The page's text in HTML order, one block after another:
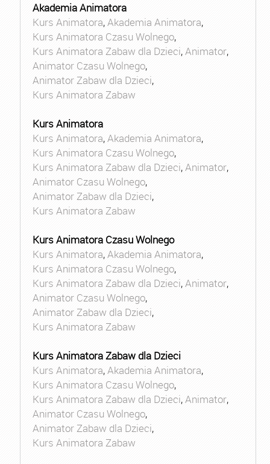
Akademia Animatora
Kurs Animatora,Akademia Animatora,
Kurs Animatora Czasu Wolnego,
Kurs Animatora Zabaw dla Dzieci,Animator,
Animator Czasu Wolnego,
Animator Zabaw dla Dzieci,
Kurs Animatora Zabaw
Kurs Animatora
Kurs Animatora,Akademia Animatora,
Kurs Animatora Czasu Wolnego,
Kurs Animatora Zabaw dla Dzieci,Animator,
Animator Czasu Wolnego,
Animator Zabaw dla Dzieci,
Kurs Animatora Zabaw
Kurs Animatora Czasu Wolnego
Kurs Animatora,Akademia Animatora,
Kurs Animatora Czasu Wolnego,
Kurs Animatora Zabaw dla Dzieci,Animator,
Animator Czasu Wolnego,
Animator Zabaw dla Dzieci,
Kurs Animatora Zabaw
Kurs Animatora Zabaw dla Dzieci
Kurs Animatora,Akademia Animatora,
Kurs Animatora Czasu Wolnego,
Kurs Animatora Zabaw dla Dzieci,Animator,
Animator Czasu Wolnego,
Animator Zabaw dla Dzieci,
Kurs Animatora Zabaw